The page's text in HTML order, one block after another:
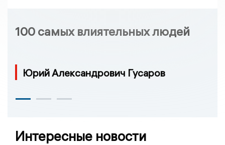
100 самых влиятельных людей
Юрий Александрович Гусаров
Интересные новости